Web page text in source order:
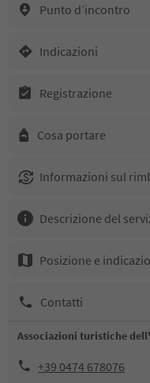
Punto d’incontro
Indicazioni
Registrazione
Cosa portare
Informazioni sul
Descrizione del
Posizione e
Contatti
Associazioni turistiche
+39 0474 678076